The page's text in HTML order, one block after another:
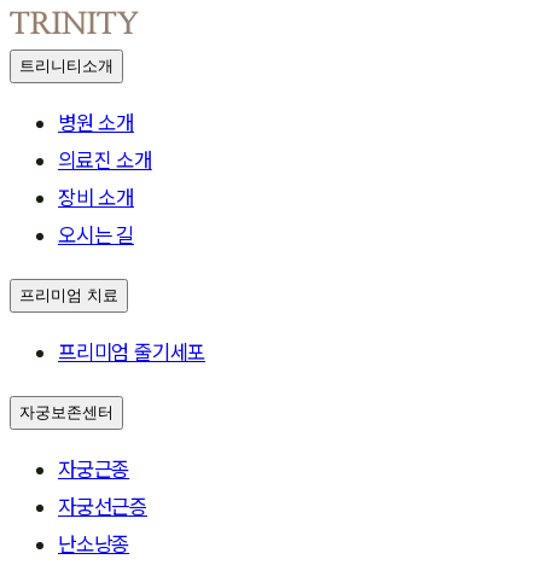
트리니티소개
병원 소개
의료진 소개
장비 소개
오시는 길
프리미엄 치료
프리미엄 줄기세포
자궁보존센터
자궁근종
자궁선근증
난소낭종